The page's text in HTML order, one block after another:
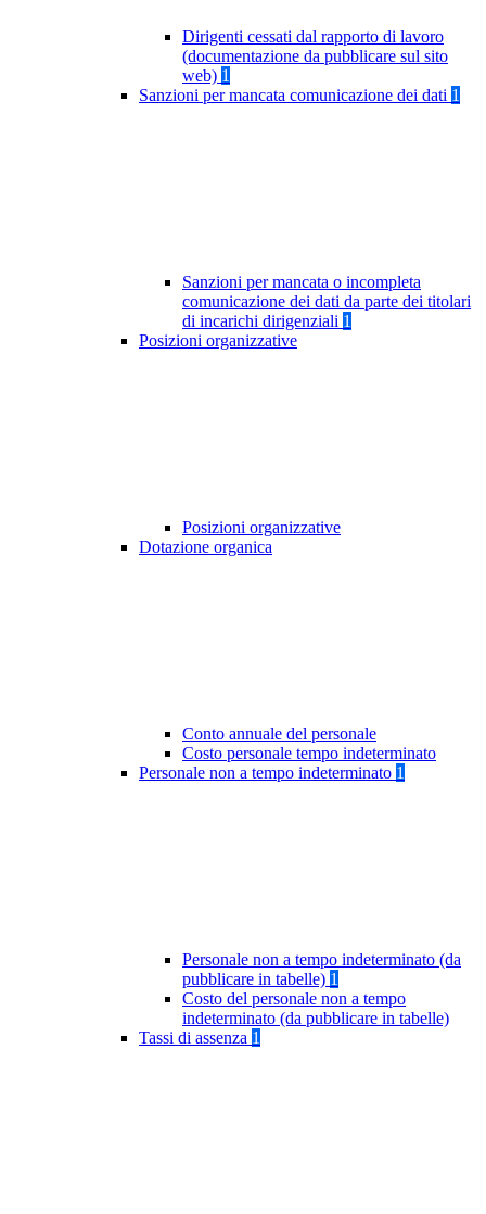
Dirigenti cessati dal rapporto di lavoro
(documentazione da pubblicare sul sito
web) 1
Sanzioni per mancata comunicazione dei dati 1
Sanzioni per mancata o incompleta
comunicazione dei dati da parte dei titolari
di incarichi dirigenziali 1
Posizioni organizzative
Posizioni organizzative
Dotazione organica
Conto annuale del personale
Costo personale tempo indeterminato
Personale non a tempo indeterminato 1
Personale non a tempo indeterminato (da
pubblicare in tabelle) 1
Costo del personale non a tempo
indeterminato (da pubblicare in tabelle)
Tassi di assenza 1